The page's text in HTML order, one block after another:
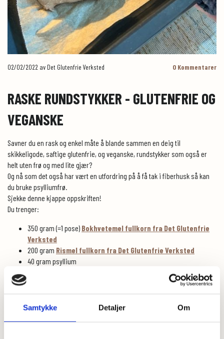
Samtykke Detaljer Om
02/02/2022 av Det Glutenfrie Verksted 0 Kommentarer
RASKE RUNDSTYKKER - GLUTENFRIE OG
VEGANSKE
Savner du en rask og enkel måte å blande sammen en deig til
skikkeligode, saftige glutenfrie, og veganske, rundstykker som også er
helt uten frø og med lite gjær?
Og nå som det også har vært en utfordring på å få tak i fiberhusk så kan
du bruke psylliumfrø.
Sjekke denne kjappe oppskriften!
Du trenger:
350 gram (=1 pose) Bokhvetemel fullkorn fra Det Glutenfrie
Verksted
200 gram Rismel fullkorn fra Det Glutenfrie Verksted
40 gram psyllium
9 dl lunkent vann
Dette gjør du: